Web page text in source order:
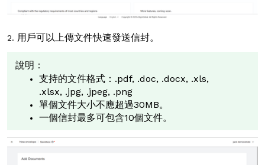
2. 用戶可以上傳文件快速發送信封。
說明：
支持的文件格式：.pdf, .doc, .docx, .xls,
.xlsx, .jpg, .jpeg, .png
單個文件大小不應超過30MB。
一個信封最多可包含10個文件。